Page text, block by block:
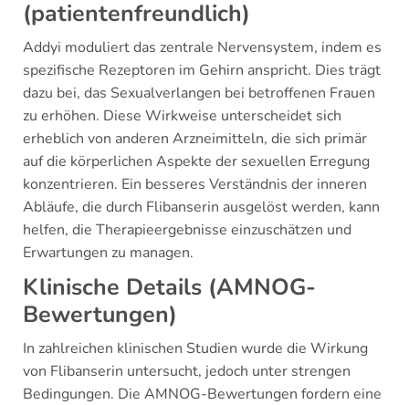
(patientenfreundlich)
Addyi moduliert das zentrale Nervensystem, indem es
spezifische Rezeptoren im Gehirn anspricht. Dies trägt
dazu bei, das Sexualverlangen bei betroffenen Frauen
zu erhöhen. Diese Wirkweise unterscheidet sich
erheblich von anderen Arzneimitteln, die sich primär
auf die körperlichen Aspekte der sexuellen Erregung
konzentrieren. Ein besseres Verständnis der inneren
Abläufe, die durch Flibanserin ausgelöst werden, kann
helfen, die Therapieergebnisse einzuschätzen und
Erwartungen zu managen.
Klinische Details (AMNOG-
Bewertungen)
In zahlreichen klinischen Studien wurde die Wirkung
von Flibanserin untersucht, jedoch unter strengen
Bedingungen. Die AMNOG-Bewertungen fordern eine